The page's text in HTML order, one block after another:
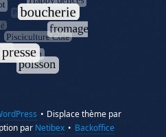
• Displace thème par
par Netibex • Backoffice